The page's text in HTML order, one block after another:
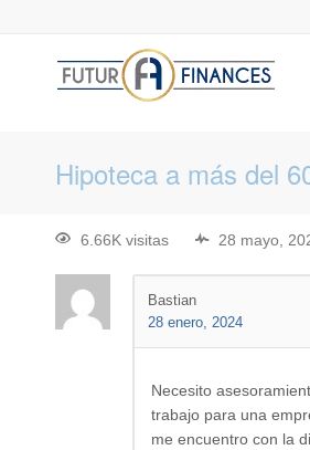
Hipoteca a más del
6.66K visitas 28 mayo,
Bastian
28 enero, 2024
Necesito
trabajo para una
me encuentro con la